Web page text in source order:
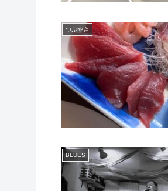
つぶやき
BLUES